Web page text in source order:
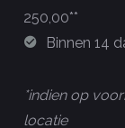
250,00**
Binnen 14
*indien op
locatie